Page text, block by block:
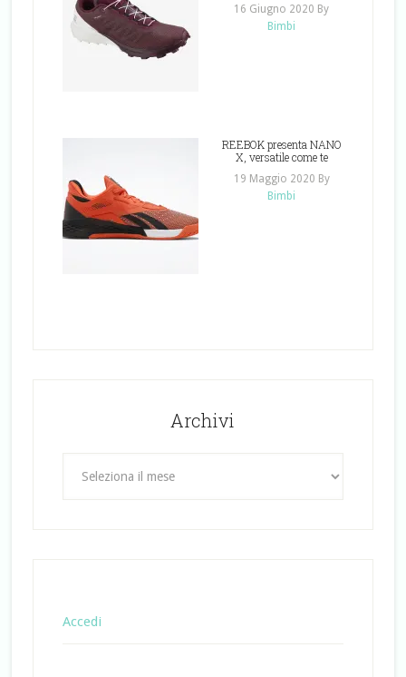
16 Giugno 2020 By
Bimbi
REEBOK presenta NANO
X, versatile come te
19 Maggio 2020 By
Bimbi
Archivi
Accedi